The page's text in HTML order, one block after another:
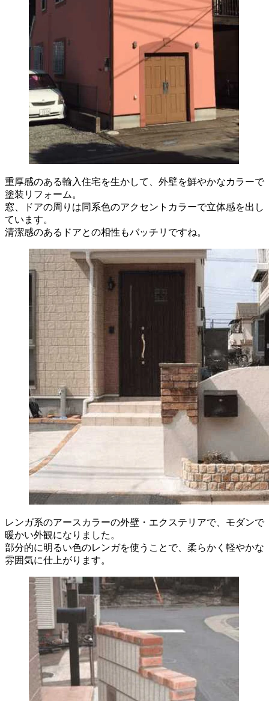
重厚感のある輸入住宅を生かして、外壁を鮮やかなカラーで
塗装リフォーム。
窓、ドアの周りは同系色のアクセントカラーで立体感を出し
ています。
清潔感のあるドアとの相性もバッチリですね。
レンガ系のアースカラーの外壁・エクステリアで、モダンで
暖かい外観になりました。
部分的に明るい色のレンガを使うことで、柔らかく軽やかな
雰囲気に仕上がります。